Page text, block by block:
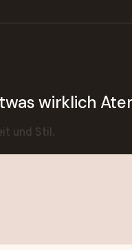
wirklich
und Stil.